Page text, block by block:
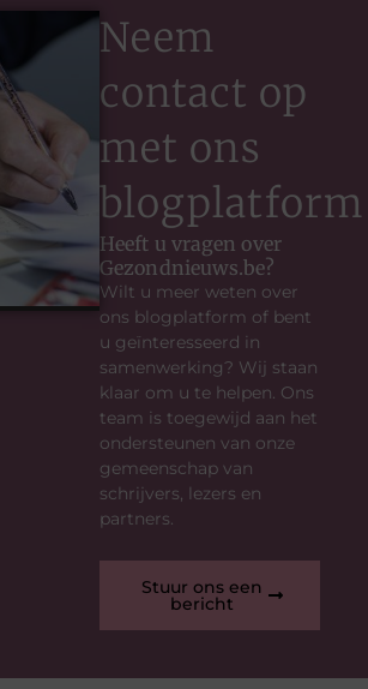
Neem
contact op
met ons
blogplatform
Heeft u vragen over
Gezondnieuws.be?
Wilt u meer weten over
ons blogplatform of bent
u geïnteresseerd in
samenwerking? Wij staan
klaar om u te helpen. Ons
team is toegewijd aan het
ondersteunen van onze
gemeenschap van
schrijvers, lezers en
partners.
Stuur ons een
bericht